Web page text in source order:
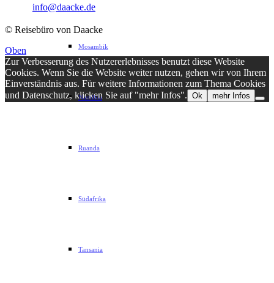
Mosambik
Namibia
Ruanda
Südafrika
Tansania
info@daacke.de
© Reisebüro von Daacke
Oben
Zur Verbesserung des Nutzererlebnisses benutzt diese Website
Cookies. Wenn Sie die Website weiter nutzen, gehen wir von Ihrem
Einverständnis aus. Für weitere Informationen zum Thema Cookies
und Datenschutz, klicken Sie auf "mehr Infos". Ok mehr Infos